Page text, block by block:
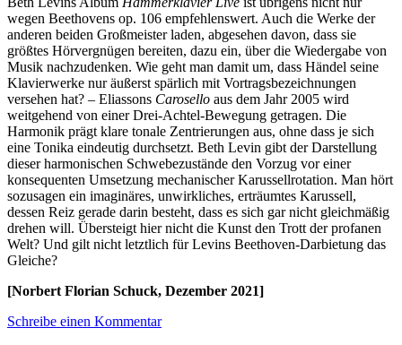
wegen Beethovens op. 106 empfehlenswert. Auch die Werke der
anderen beiden Großmeister laden, abgesehen davon, dass sie
größtes Hörvergnügen bereiten, dazu ein, über die Wiedergabe von
Musik nachzudenken. Wie geht man damit um, dass Händel seine
Klavierwerke nur äußerst spärlich mit Vortragsbezeichnungen
versehen hat? – Eliassons Carosello aus dem Jahr 2005 wird
weitgehend von einer Drei-Achtel-Bewegung getragen. Die
Harmonik prägt klare tonale Zentrierungen aus, ohne dass je sich
eine Tonika eindeutig durchsetzt. Beth Levin gibt der Darstellung
dieser harmonischen Schwebezustände den Vorzug vor einer
konsequenten Umsetzung mechanischer Karussellrotation. Man hört
sozusagen ein imaginäres, unwirkliches, erträumtes Karussell,
dessen Reiz gerade darin besteht, dass es sich gar nicht gleichmäßig
drehen will. Übersteigt hier nicht die Kunst den Trott der profanen
Welt? Und gilt nicht letztlich für Levins Beethoven-Darbietung das
Gleiche?
[Norbert Florian Schuck, Dezember 2021]
Schreibe einen Kommentar